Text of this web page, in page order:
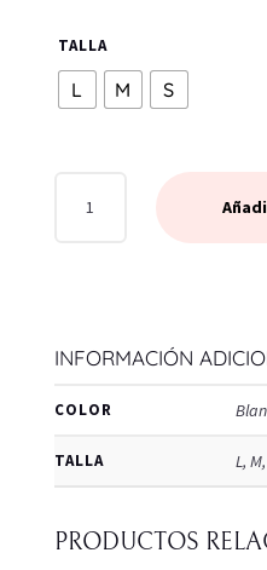
TALLA
L M S
INFORMACIÓN
COLOR
TALLA L,
PRODUCTOS